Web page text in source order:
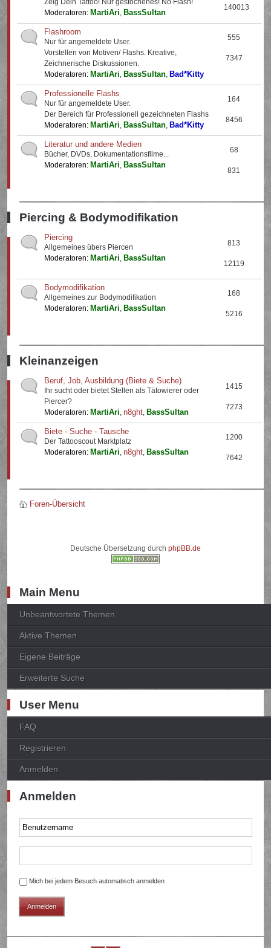
Zeig Dein Tattoo! Nur gestochenes! No Flash!
Moderatoren: MartiAri, BassSultan
140013
Flashroom
Nur für angemeldete User.
Vorstellen von Motiven/ Flashs. Kreative,
Zeichnerische Diskussionen.
Moderatoren: MartiAri, BassSultan, Bad*Kitty
555
7347
Professionelle Flashs
Nur für angemeldete User.
Der Bereich für Professionell gezeichneten Flashs
Moderatoren: MartiAri, BassSultan, Bad*Kitty
164
8456
Literatur und andere Medien
Bücher, DVDs, Dokumentationsfilme...
Moderatoren: MartiAri, BassSultan
68
831
Piercing & Bodymodifikation
Piercing
Allgemeines übers Piercen
Moderatoren: MartiAri, BassSultan
813
12119
Bodymodifikation
Allgemeines zur Bodymodifikation
Moderatoren: MartiAri, BassSultan
168
5216
Kleinanzeigen
Beruf, Job, Ausbildung (Biete & Suche)
Ihr sucht oder bietet Stellen als Tätowierer oder
Piercer?
Moderatoren: MartiAri,n8ght, BassSultan
1415
7273
Biete - Suche - Tausche
Der Tattooscout Marktplatz
Moderatoren: MartiAri,n8ght, BassSultan
1200
7642
Foren-Übersicht
Deutsche Übersetzung durch phpBB.de
Main Menu
Unbeantwortete Themen
Aktive Themen
Eigene Beiträge
Erweiterte Suche
User Menu
FAQ
Registrieren
Anmelden
Anmelden
Mich bei jedem Besuch automatisch anmelden